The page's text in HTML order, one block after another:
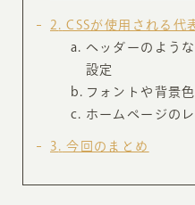
2
CSSが使用される代
ヘッダーのよう
設定
フォントや背景
ホームページの
3 今回のまとめ